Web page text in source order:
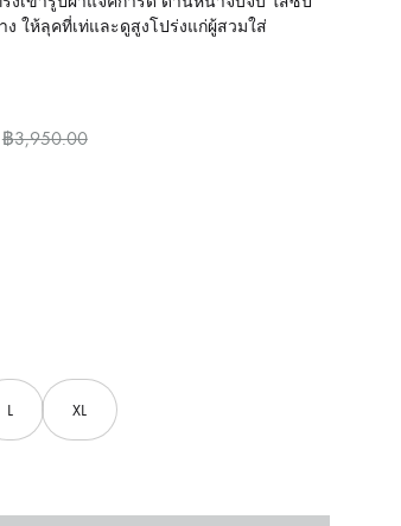
ให้ลุคที่เท่และดูสูงโปร่งแก่ผู้สวมใส่
฿3,950.00
L XL